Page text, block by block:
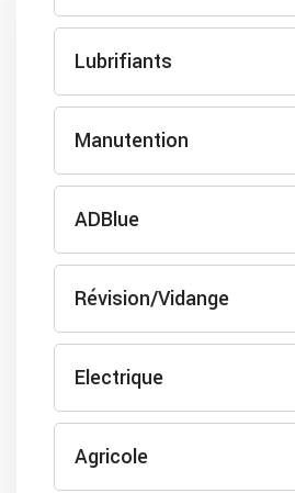
Lubrifiants
Manutention
ADBlue
Révision/Vidange
Electrique
Agricole